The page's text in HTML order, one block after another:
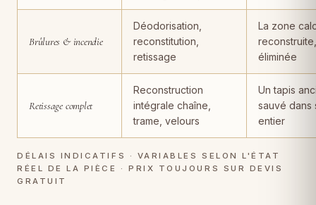
Brûlures & incendie
Déodorisation,
reconstitution,
retissage
La zone
éliminée
Retissage complet
Reconstruction
intégrale chaîne,
trame, velours
Un tapis
sauvé dans
entier
DÉLAIS INDICATIFS · VARIABLES SELON L'ÉTAT
RÉEL DE LA PIÈCE · PRIX TOUJOURS SUR DEVIS
GRATUIT